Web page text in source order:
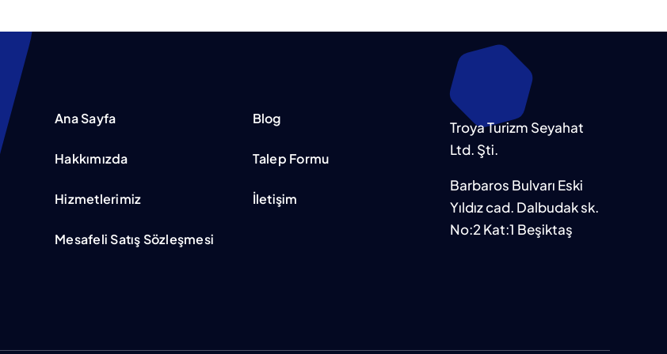
Ana Sayfa
Hakkımızda
Hizmetlerimiz
Mesafeli Satış Sözleşmesi
Blog
Talep Formu
İletişim
Troya Turizm Seyahat
Ltd. Şti.
Barbaros Bulvarı Eski
Yıldız cad. Dalbudak sk.
No:2 Kat:1 Beşiktaş